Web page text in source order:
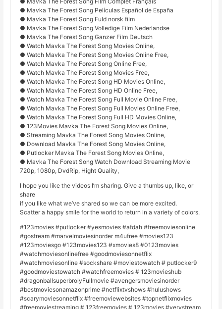
● Mavka The Forest Song Películas Español de España
● Mavka The Forest Song Fuld norsk film
● Mavka The Forest Song Volledige Film Nederlandse
● Mavka The Forest Song Ganzer Film Deutsch
● Watch Mavka The Forest Song Movies Online,
● Watch Mavka The Forest Song Movies Online Free,
● Watch Mavka The Forest Song Online Free,
● Watch Mavka The Forest Song Movies Free,
● Watch Mavka The Forest Song HD Movies Online,
● Watch Mavka The Forest Song HD Online Free,
● Watch Mavka The Forest Song Full Movie Online Free,
● Watch Mavka The Forest Song Full Movies Online Free,
● Watch Mavka The Forest Song Full HD Movies Online,
● 123Movies Mavka The Forest Song Movies Online,
● Streaming Mavka The Forest Song Movies Online,
● Download Mavka The Forest Song Movies Online,
● Putlocker Mavka The Forest Song Movies Online,
● Mavka The Forest Song Watch Download Streaming Movie
720p, 1080p, DvdRip, Hight Quality,
I hope you like the videos I’m sharing. Give a thumbs up, like, or
share
if you like what we’ve shared so we can be more excited.
Scatter a happy smile for the world to return in a variety of colors.
#123movies #putlocker #yesmovies #afdah #freemoviesonline
#gostream #marvelmoviesinorder m4ufree #movies123
#123moviesgo #123movies123 #xmovies8 #0123movies
#watchmoviesonlinefree #goodmoviesonnetflix
#watchmoviesonline #sockshare #moviestowatch # putlocker9
#goodmoviestowatch #watchfreemovies # 123movieshub
#dragonballsuperbrolyFullmovie #avengersmoviesinorder
#bestmoviesonamazonprime #netflixtvshows #hulushows
#scarymoviesonnetflix #freemoviewebsites #topnetflixmovies
#freemoviestreaming # 123freemovies # 123movies #verystream